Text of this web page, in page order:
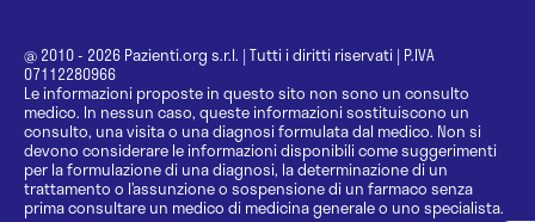
@ 2010 - 2026 Pazienti.org s.r.l. | Tutti i diritti riservati | P.IVA
07112280966
Le informazioni proposte in questo sito non sono un consulto
medico. In nessun caso, queste informazioni sostituiscono un
consulto, una visita o una diagnosi formulata dal medico. Non si
devono considerare le informazioni disponibili come suggerimenti
per la formulazione di una diagnosi, la determinazione di un
trattamento o l’assunzione o sospensione di un farmaco senza
prima consultare un medico di medicina generale o uno specialista.